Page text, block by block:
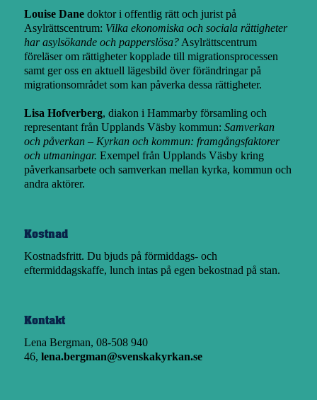
Louise Danedoktor i offentlig rätt och jurist på
Asylrättscentrum: Vilka ekonomiska och sociala rättigheter
har asylsökande och papperslösa?Asylrättscentrum
föreläser om rättigheter kopplade till migrationsprocessen
samt ger oss en aktuell lägesbild över förändringar på
migrationsområdet som kan påverka dessa rättigheter.
Lisa Hofverberg, diakon i Hammarby församling och
representant från Upplands Väsby kommun: Samverkan
och påverkan – Kyrkan och kommun: framgångsfaktorer
och utmaningar. Exempel från Upplands Väsby kring
påverkansarbete och samverkan mellan kyrka, kommun och
andra aktörer.
Kostnad
Kostnadsfritt. Du bjuds på förmiddags- och
eftermiddagskaffe, lunch intas på egen bekostnad på stan.
Kontakt
Lena Bergman, 08-508 940
46, lena.bergman@svenskakyrkan.se